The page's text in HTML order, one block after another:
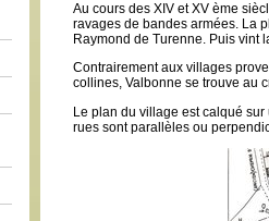
Au cours des XIV et XV ème
ravages de bandes armées. La
Raymond de Turenne. Puis vint
Contrairement aux villages
collines, Valbonne se trouve au
Le plan du village est calqué
rues sont parallèles ou